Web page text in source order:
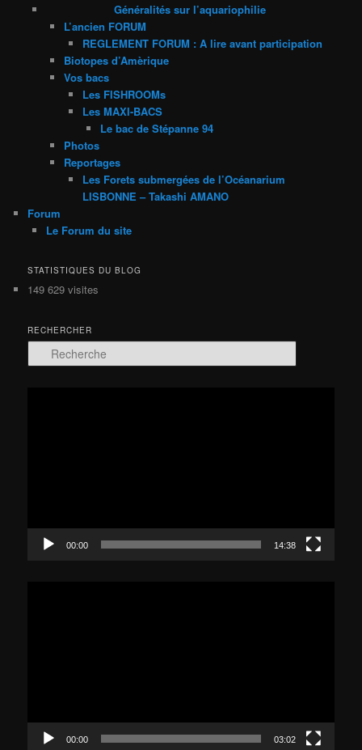
Généralités sur l’aquariophilie
L’ancien FORUM
REGLEMENT FORUM : A lire avant participation
Biotopes d’Amèrique
Vos bacs
Les FISHROOMs
Les MAXI-BACS
Le bac de Stépanne 94
Photos
Reportages
Les Forets submergées de l’Océanarium
LISBONNE – Takashi AMANO
Forum
Le Forum du site
STATISTIQUES DU BLOG
149 629 visites
RECHERCHER
e
00:00 14:38
00:00 03:02